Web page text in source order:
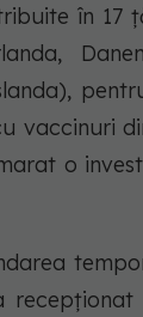
în 17
vaccinuri
o
recepționat